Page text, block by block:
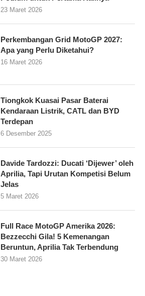
23 Maret 2026
Perkembangan Grid MotoGP 2027:
Apa yang Perlu Diketahui?
16 Maret 2026
Tiongkok Kuasai Pasar Baterai
Kendaraan Listrik, CATL dan BYD
Terdepan
6 Desember 2025
Davide Tardozzi: Ducati ‘Dijewer’ oleh
Aprilia, Tapi Urutan Kompetisi Belum
Jelas
5 Maret 2026
Full Race MotoGP Amerika 2026:
Bezzecchi Gila! 5 Kemenangan
Beruntun, Aprilia Tak Terbendung
30 Maret 2026